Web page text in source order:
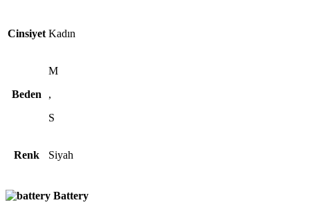
Cinsiyet Kadın
Beden
M
,
S
Renk Siyah
Battery